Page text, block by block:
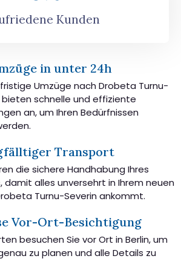
Kunden
in unter 24h
Umzüge nach Drobeta Turnu-
bieten schnelle und effiziente
an, um Ihren Bedürfnissen
Transport
die sichere Handhabung Ihres
damit alles unversehrt in Ihrem neuen
Turnu-Severin ankommt.
Vor-Ort-Besichtigung
besuchen Sie vor Ort in Berlin, um
zu planen und alle Details zu